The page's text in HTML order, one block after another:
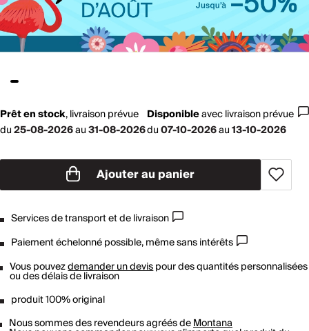
Prêt en stock,livraison prévue
du25-08-2026au31-08-2026
Disponibleaveclivraison prévue
du07-10-2026au13-10-2026
Ajouter au panier
Services de transport et de livraison
Paiement échelonné possible, même sans intérêts
Vous pouvezdemander un devispour des quantités personnalisées
ou des délais de livraison
produit 100% original
Nous sommes des revendeurs agréés deMontana